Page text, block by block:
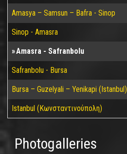
Amasya – Samsun – Bafra - Sinop
Sinop - Amasra
Amasra - Safranbolu
Safranbolu - Bursa
Bursa – Guzelyali – Yenikapi (Istanbul)
Istanbul (Κωνσταντινούπολη)
Photogalleries